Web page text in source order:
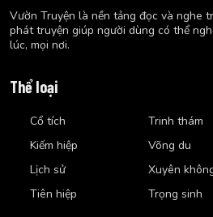
Vườn Truyện là nền tảng đọc và nghe
phát truyện giúp người dùng có thể
lúc, mọi nơi.
Thể loại
Cổ tích
Kiếm hiệp
Lịch sử
Tiên hiệp
Trinh thám
Võng du
Xuyên
Trọng sinh